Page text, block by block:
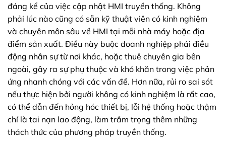
đáng kể của việc cập nhật HMI truyền thống. Không
phải lúc nào cũng có sẵn kỹ thuật viên có kinh nghiệm
và chuyên môn sâu về HMI tại mỗi nhà máy hoặc địa
điểm sản xuất. Điều này buộc doanh nghiệp phải điều
động nhân sự từ nơi khác, hoặc thuê chuyên gia bên
ngoài, gây ra sự phụ thuộc và khó khăn trong việc phản
ứng nhanh chóng với các vấn đề. Hơn nữa, rủi ro sai sót
nếu thực hiện bởi người không có kinh nghiệm là rất cao,
có thể dẫn đến hỏng hóc thiết bị, lỗi hệ thống hoặc thậm
chí là tai nạn lao động, làm trầm trọng thêm những
thách thức của phương pháp truyền thống.